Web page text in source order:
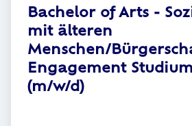
Bachelor of Arts -
mit älteren
Menschen/
Engagement
(m/w/d)